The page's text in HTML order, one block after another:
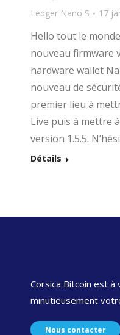
Ledger Nano S 17
Hello tout le
nouveau firmware
hardware wallet
nouveau de
premier lieu à
Live puis à mettre
version 1.5.5.
Détails
Corsica Bitcoin est
minutieusement
Nous contacter